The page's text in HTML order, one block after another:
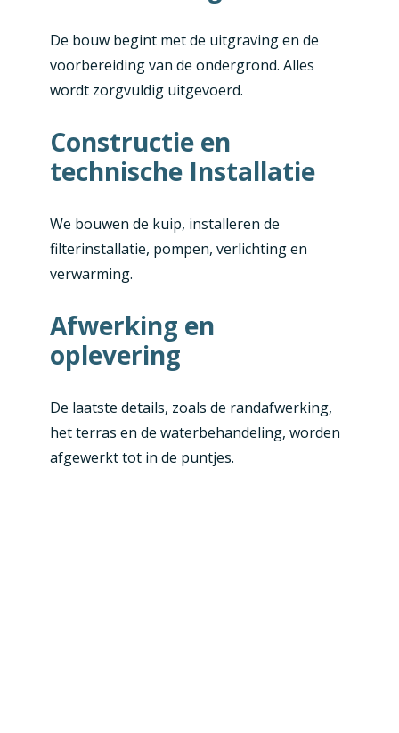
De bouw begint met de uitgraving en de
voorbereiding van de ondergrond. Alles
wordt zorgvuldig uitgevoerd.
Constructie en
technische Installatie
We bouwen de kuip, installeren de
filterinstallatie, pompen, verlichting en
verwarming.
Afwerking en
oplevering
De laatste details, zoals de randafwerking,
het terras en de waterbehandeling, worden
afgewerkt tot in de puntjes.